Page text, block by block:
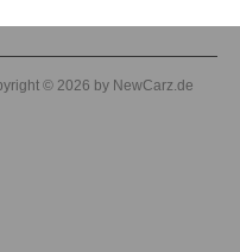
© 2026 by NewCarz.de